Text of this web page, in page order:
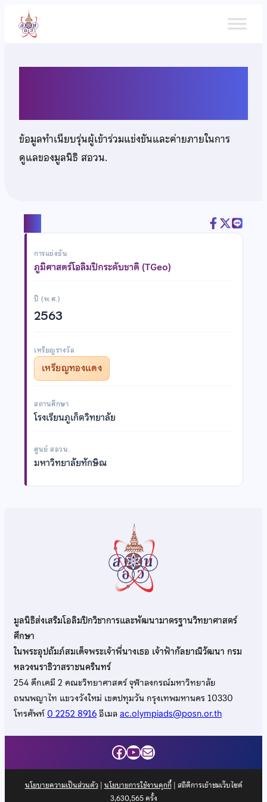
เนื้อหา
ข้อมูลทำเนียบรุ่นผู้เข้าร่วมแข่งขันและค่ายภายในการ
ดูแลของมูลนิธิ สอวน.
การแข่งขัน
ภูมิศาสตร์โอลิมปิกระดับชาติ (TGeo)
ปี (พ.ศ.)
2563
เหรียญรางวัล
เหรียญทองแดง
สถานศึกษา
โรงเรียนภูเก็ตวิทยาลัย
ศูนย์ สอวน.
มหาวิทยาลัยทักษิณ
มูลนิธิส่งเสริมโอลิมปิกวิชาการและพัฒนามาตรฐานวิทยาศาสตร์
ศึกษา
ในพระอุปถัมภ์สมเด็จพระเจ้าพี่นางเธอ เจ้าฟ้ากัลยาณิวัฒนา กรม
หลวงนราธิวาสราชนครินทร์
254 ตึกเคมี 2 คณะวิทยาศาสตร์ จุฬาลงกรณ์มหาวิทยาลัย
ถนนพญาไท แขวงวังใหม่ เขตปทุมวัน กรุงเทพมหานคร 10330
โทรศัพท์0 2252 8916อีเมลac.olympiads@posn.or.th
Facebook
YouTube
Mail
นโยบายความเป็นส่วนตัว| นโยบายการใช้งานคุกกี้| สถิติการเข้าชมเว็บไซต์
3,630,565ครั้ง